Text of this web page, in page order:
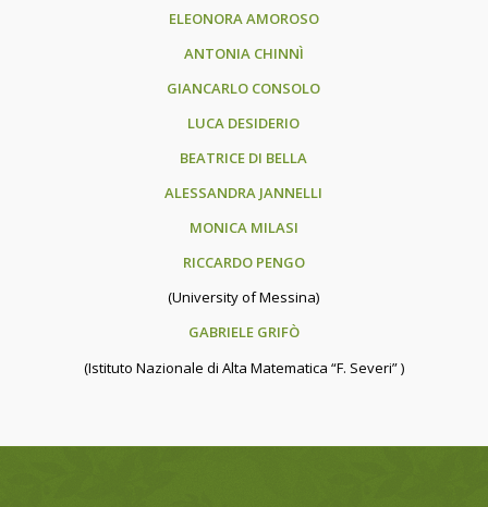
ELEONORA AMOROSO
ANTONIA CHINNÌ
GIANCARLO CONSOLO
LUCA DESIDERIO
BEATRICE DI BELLA
ALESSANDRA JANNELLI
MONICA MILASI
RICCARDO PENGO
(University of Messina)
GABRIELE GRIFÒ
(Istituto Nazionale di Alta Matematica “F. Severi” )